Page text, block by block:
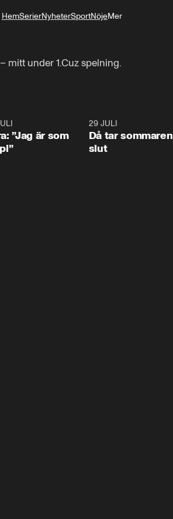
HemSerierNyheterSportNöjeMer
mitt under 1.Cuz spelning.
”Jag är som
29 JULI
Då tar sommaren
slut